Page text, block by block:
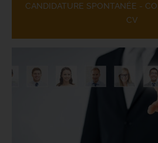
CANDIDATURE SPONTANÉE -
CV